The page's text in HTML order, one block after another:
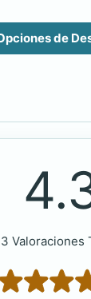
de
Valoraciones